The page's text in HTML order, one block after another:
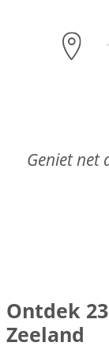
Geniet net
Ontdek
Zeeland